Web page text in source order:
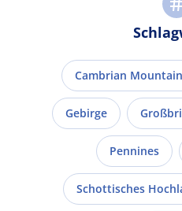
Cambrian
Gebirge
Pennines
Schottisches